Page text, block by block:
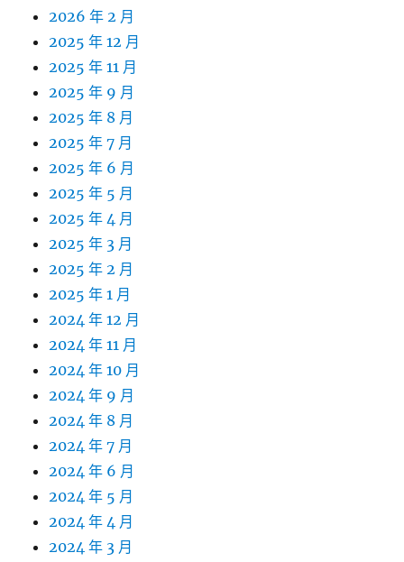
2026 年 2 月
2025 年 12 月
2025 年 11 月
2025 年 9 月
2025 年 8 月
2025 年 7 月
2025 年 6 月
2025 年 5 月
2025 年 4 月
2025 年 3 月
2025 年 2 月
2025 年 1 月
2024 年 12 月
2024 年 11 月
2024 年 10 月
2024 年 9 月
2024 年 8 月
2024 年 7 月
2024 年 6 月
2024 年 5 月
2024 年 4 月
2024 年 3 月